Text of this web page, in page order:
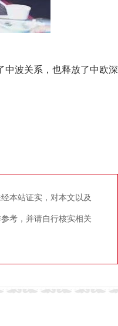
波关系，也释放了中欧深
本站证实，对本文以及
考，并请自行核实相关